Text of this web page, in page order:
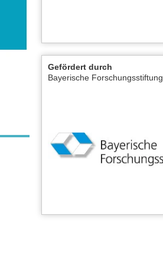
Gefördert durch
Bayerische Forschungsstiftung